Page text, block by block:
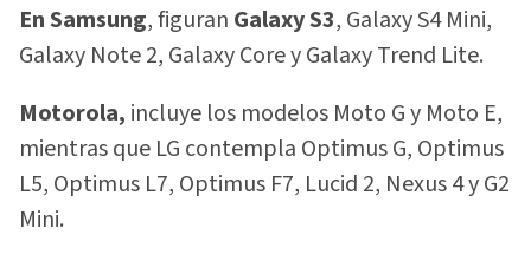
En Samsung, figuran Galaxy S3, Galaxy S4 Mini,
Galaxy Note 2, Galaxy Core y Galaxy Trend Lite.
Motorola, incluye los modelos Moto G y Moto E,
mientras que LG contempla Optimus G, Optimus
L5, Optimus L7, Optimus F7, Lucid 2, Nexus 4 y G2
Mini.